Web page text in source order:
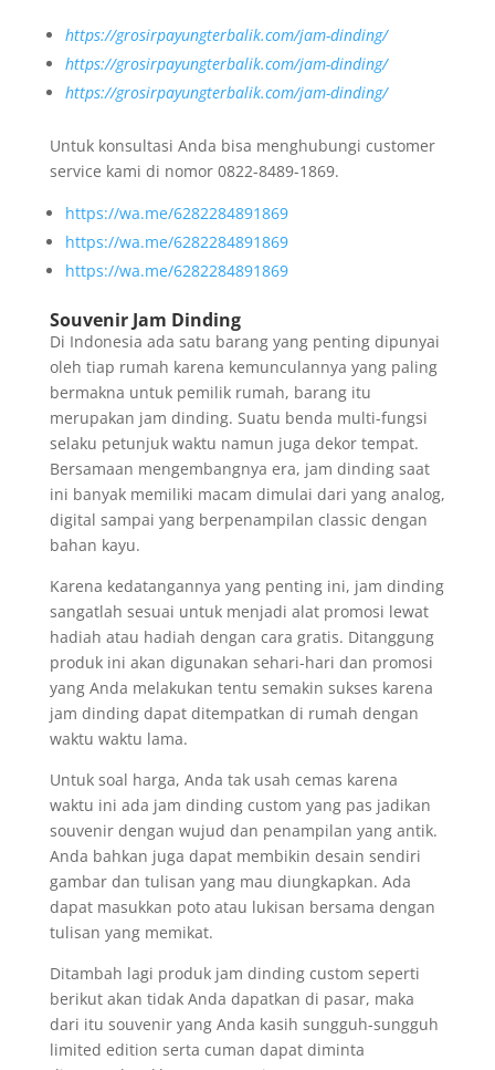
https://grosirpayungterbalik.com/jam-dinding/
https://grosirpayungterbalik.com/jam-dinding/
https://grosirpayungterbalik.com/jam-dinding/
Untuk konsultasi Anda bisa menghubungi customer
service kami di nomor 0822-8489-1869.
https://wa.me/6282284891869
https://wa.me/6282284891869
https://wa.me/6282284891869
Souvenir Jam Dinding
Di Indonesia ada satu barang yang penting dipunyai
oleh tiap rumah karena kemunculannya yang paling
bermakna untuk pemilik rumah, barang itu
merupakan jam dinding. Suatu benda multi-fungsi
selaku petunjuk waktu namun juga dekor tempat.
Bersamaan mengembangnya era, jam dinding saat
ini banyak memiliki macam dimulai dari yang analog,
digital sampai yang berpenampilan classic dengan
bahan kayu.
Karena kedatangannya yang penting ini, jam dinding
sangatlah sesuai untuk menjadi alat promosi lewat
hadiah atau hadiah dengan cara gratis. Ditanggung
produk ini akan digunakan sehari-hari dan promosi
yang Anda melakukan tentu semakin sukses karena
jam dinding dapat ditempatkan di rumah dengan
waktu waktu lama.
Untuk soal harga, Anda tak usah cemas karena
waktu ini ada jam dinding custom yang pas jadikan
souvenir dengan wujud dan penampilan yang antik.
Anda bahkan juga dapat membikin desain sendiri
gambar dan tulisan yang mau diungkapkan. Ada
dapat masukkan poto atau lukisan bersama dengan
tulisan yang memikat.
Ditambah lagi produk jam dinding custom seperti
berikut akan tidak Anda dapatkan di pasar, maka
dari itu souvenir yang Anda kasih sungguh-sungguh
limited edition serta cuman dapat diminta